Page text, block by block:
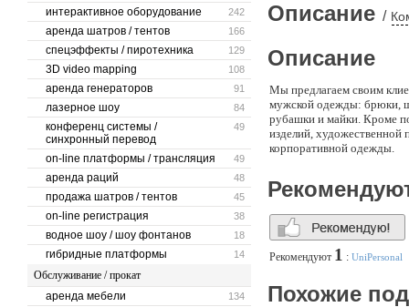
242
интерактивное оборудование
166
аренда шатров / тентов
129
спецэффекты / пиротехника
108
3D video mapping
91
аренда генераторов
84
лазерное шоу
49
конференц системы /
синхронный перевод
49
on-line платформы / трансляция
48
аренда раций
45
продажа шатров / тентов
38
on-line регистрация
18
водное шоу / шоу фонтанов
14
гибридные платформы
Обслуживание / прокат
134
аренда мебели
Описание /
Описание
Мы предлагаем своим
мужской одежды: брюки,
рубашки и майки. Кроме
изделий,
корпоративной одежды.
Рекомендуют 1 : UniPersonal
Похожие